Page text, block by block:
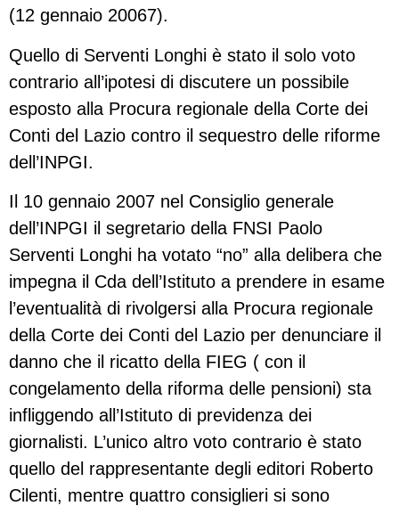
(12 gennaio 20067).
Quello di Serventi Longhi è stato il solo voto
contrario all’ipotesi di discutere un possibile
esposto alla Procura regionale della Corte dei
Conti del Lazio contro il sequestro delle riforme
dell’INPGI.
Il 10 gennaio 2007 nel Consiglio generale
dell’INPGI il segretario della FNSI Paolo
Serventi Longhi ha votato “no” alla delibera che
impegna il Cda dell’Istituto a prendere in esame
l’eventualità di rivolgersi alla Procura regionale
della Corte dei Conti del Lazio per denunciare il
danno che il ricatto della FIEG ( con il
congelamento della riforma delle pensioni) sta
infliggendo all’Istituto di previdenza dei
giornalisti. L’unico altro voto contrario è stato
quello del rappresentante degli editori Roberto
Cilenti, mentre quattro consiglieri si sono